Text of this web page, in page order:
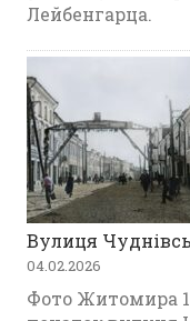
Лейбенгарца.
Вулиця
04.02.2026
Фото Житомира